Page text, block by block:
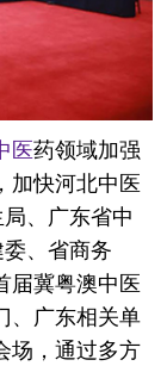
医药领域加强
加快河北中医
、广东省中
、省商务
届冀粤澳中医
、广东相关单
场，通过多方